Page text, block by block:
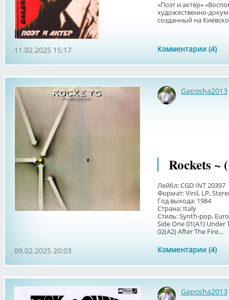
«Поэт и актёр»
художественно-
созданный на
Комментарии (4)
11.02.2025 15:17
Gaposha2013
Rockets ~
Лейбл: CGD INT 20397
Формат: Vinil, LP,
Год выхода: 1984
Страна: Italy
Стиль: Synth-pop,
Side One 01(A1) Under
02(A2) After The Fire...
Комментарии (4)
09.02.2025 20:03
Gaposha2013